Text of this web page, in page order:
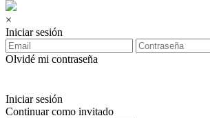
×
Iniciar sesión
Olvidé mi contraseña
Iniciar sesión
Continuar como invitado